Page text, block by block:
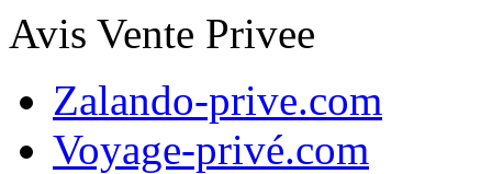
Avis Vente Privee
Zalando-prive.com
Voyage-privé.com